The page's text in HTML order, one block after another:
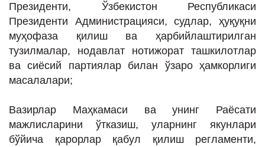
Президенти, Ўзбекистон Республикаси
Президенти Администрацияси, судлар, ҳуқуқни
муҳофаза қилиш ва ҳарбийлаштирилган
тузилмалар, нодавлат нотижорат ташкилотлар
ва сиёсий партиялар билан ўзаро ҳамкорлиги
масалалари;
Вазирлар Маҳкамаси ва унинг Раёсати
мажлисларини ўтказиш, уларнинг якунлари
бўйича қарорлар қабул қилиш регламенти,